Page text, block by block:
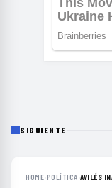
SIGUIENTE
HOME›POLÍTICA›AVILÉS